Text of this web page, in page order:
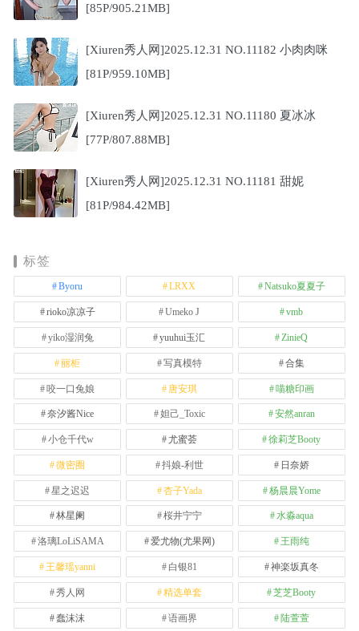
[85P/905.21MB]
[Xiuren秀人网]2025.12.31 NO.11182 小肉肉咪
[81P/959.10MB]
[Xiuren秀人网]2025.12.31 NO.11180 夏冰冰
[77P/807.88MB]
[Xiuren秀人网]2025.12.31 NO.11181 甜妮
[81P/984.42MB]
标签
Byoru LRXX Natsuko夏夏子
rioko凉凉子 Umeko J vmb
yiko湿润兔 yuuhui玉汇 ZinieQ
丽柜 写真模特 合集
咬一口兔娘 唐安琪 喵糖印画
奈汐酱Nice 妲己_Toxic 安然anran
小仓千代w 尤蜜荟 徐莉芝Booty
微密圈 抖娘-利世 日奈娇
星之迟迟 杏子Yada 杨晨晨Yome
林星阑 桜井宁宁 水淼aqua
洛璃LoLiSAMA 爱尤物(尤果网) 王雨纯
王馨瑶yanni 白银81 神楽坂真冬
秀人网 精选单套 芝芝Booty
蠢沫沫 语画界 陆萱萱